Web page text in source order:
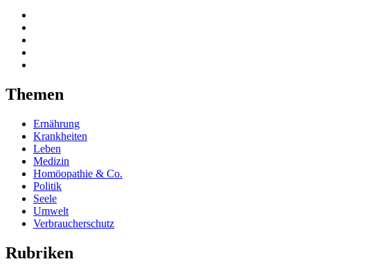
Themen
Ernährung
Krankheiten
Leben
Medizin
Homöopathie & Co.
Politik
Seele
Umwelt
Verbraucherschutz
Rubriken